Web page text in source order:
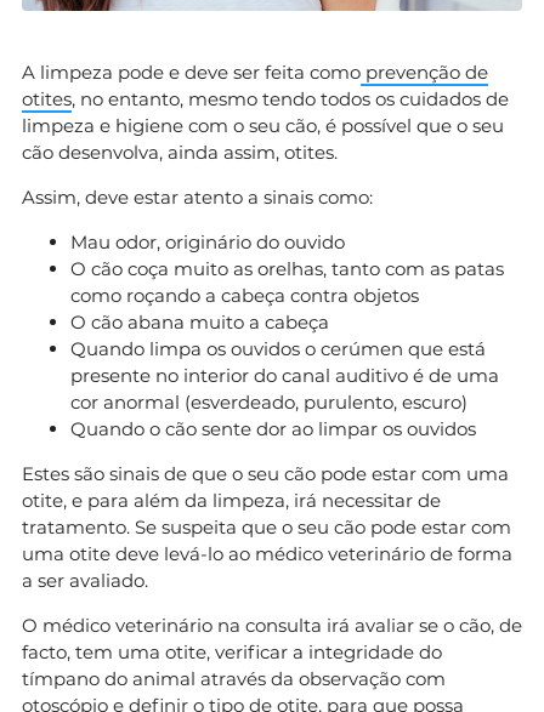
A limpeza pode e deve ser feita como prevenção de
otites, no entanto, mesmo tendo todos os cuidados de
limpeza e higiene com o seu cão, é possível que o seu
cão desenvolva, ainda assim, otites.
Assim, deve estar atento a sinais como:
Mau odor, originário do ouvido
O cão coça muito as orelhas, tanto com as patas
como roçando a cabeça contra objetos
O cão abana muito a cabeça
Quando limpa os ouvidos o cerúmen que está
presente no interior do canal auditivo é de uma
cor anormal (esverdeado, purulento, escuro)
Quando o cão sente dor ao limpar os ouvidos
Estes são sinais de que o seu cão pode estar com uma
otite, e para além da limpeza, irá necessitar de
tratamento. Se suspeita que o seu cão pode estar com
uma otite deve levá-lo ao médico veterinário de forma
a ser avaliado.
O médico veterinário na consulta irá avaliar se o cão, de
facto, tem uma otite, verificar a integridade do
tímpano do animal através da observação com
otoscópio e definir o tipo de otite, para que possa